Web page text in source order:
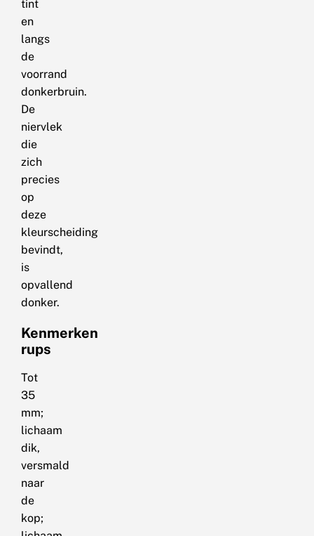
tint
en
langs
de
voorrand
donkerbruin.
De
niervlek
die
zich
precies
op
deze
kleurscheiding
bevindt,
is
opvallend
donker.
Kenmerken
rups
Tot
35
mm;
lichaam
dik,
versmald
naar
de
kop;